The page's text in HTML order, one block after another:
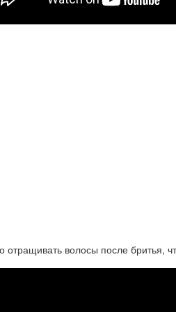
отращивать волосы после бритья,